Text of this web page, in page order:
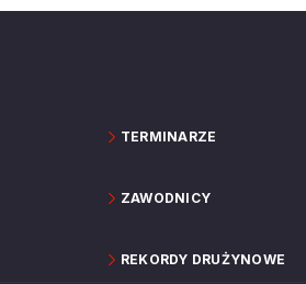
TERMINARZE
ZAWODNICY
REKORDY DRUŻYNOWE